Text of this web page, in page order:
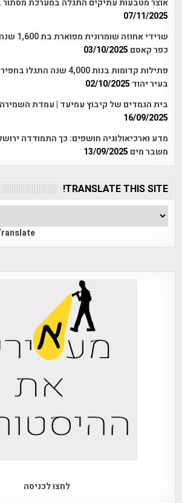
אוצר מטבעות עתיקים התגלה במערכת מסתור
07/11/2025
שרידי
כפר קאסם 03/10/2025
פתילות קדומות בנות 4,000
בעיר יהוד 02/10/2025
בית הגמדים של קיבוץ עמיעד | עמדת
16/09/2025
מדע וארכיאולוגיה חושפים: כך התמודדה
משבר מים 13/09/2025
TRANSLATE THIS SITE!
לחצו לכניסה